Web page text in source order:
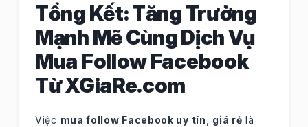
Tổng Kết: Tăng Trưởng
Mạnh Mẽ Cùng Dịch Vụ
Mua Follow Facebook
Từ XGiaRe.com
Việc mua follow Facebook uy tín giá rẻ là